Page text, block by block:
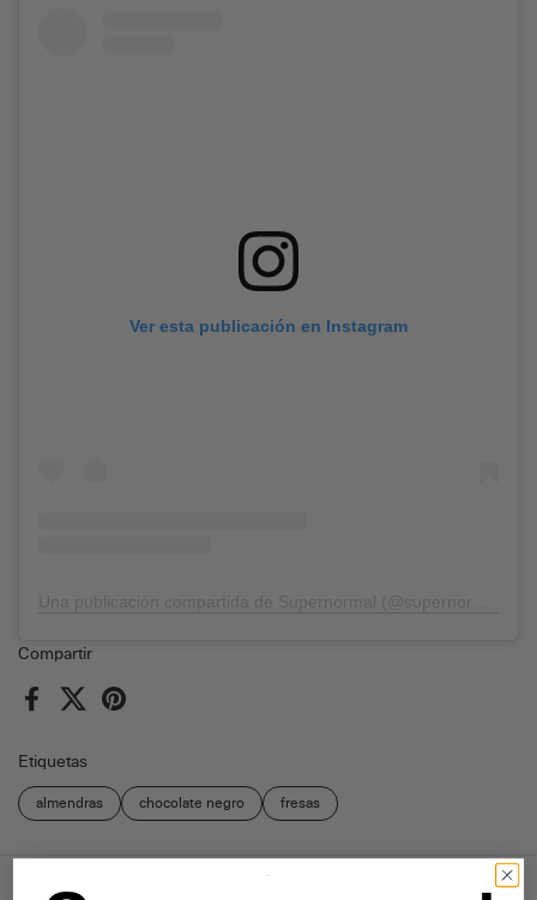
Compartir
FacebookX (Twitter)Pinterest
Etiquetas
almendras chocolate negro fresas
Ver esta publicación en Instagram